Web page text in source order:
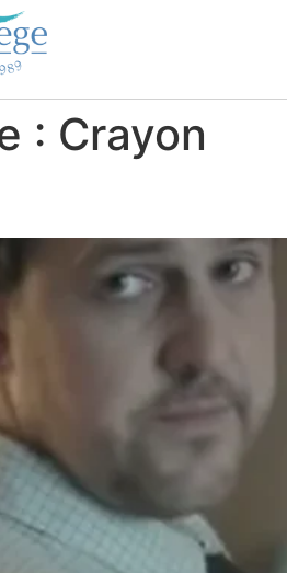
: Crayon